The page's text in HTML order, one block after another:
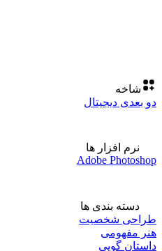
شاخه
دو بعدی دیجیتال
نرم افزار ها
Adobe Photoshop
دسته بندی ها
طراحی شخصیت
هنر مفهومی
داستان گویی